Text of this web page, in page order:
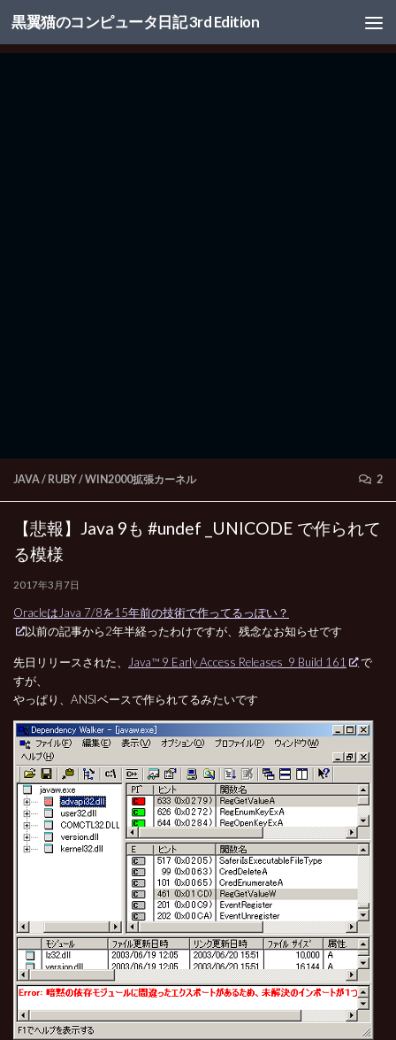
コンテンツへスキップ
黒翼猫のコンピュータ日記 3rd Edition
JAVA / RUBY/WIN2000拡張カーネル 2
【悲報】Java 9も #undef _UNICODE で作られて
る模様
2017年3月7日
OracleはJava 7/8を15年前の技術で作ってるっぽい？
以前の記事から2年半経ったわけですが、残念なお知らせです
先日リリースされた、 Java™ 9 Early Access Releases 9 Build 161
で
すが、
やっぱり、ANSIベースで作られてるみたいです